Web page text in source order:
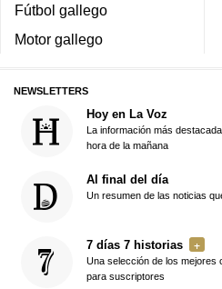
Fútbol gallego
Motor gallego
NEWSLETTERS
Hoy en La Voz
La información más
hora de la mañana
Al final del día
Un resumen de las noticias
7 días 7 historias
Una selección de los mejores
para suscriptores